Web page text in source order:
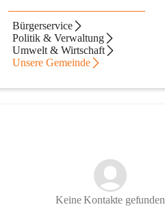
Bürgerservice
Politik & Verwaltung
Umwelt & Wirtschaft
Unsere Gemeinde
Keine Kontakte gefunden